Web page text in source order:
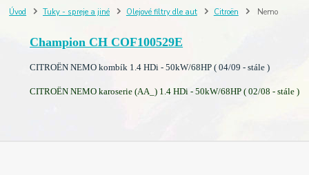
Úvod Tuky - spreje a jiné Olejové filtry dle aut Citroën Nemo
Champion CH COF100529E
CITROËN NEMO kombík 1.4 HDi - 50kW/68HP ( 04/09 - stále )
CITROËN NEMO karoserie (AA_) 1.4 HDi - 50kW/68HP ( 02/08 - stále )